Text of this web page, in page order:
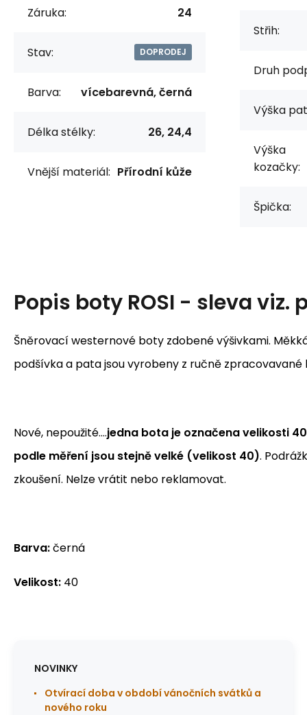
Záruka: 24
Stav: DOPRODEJ
Barva: vícebarevná, černá
Délka stélky: 26, 24,4
Vnější materiál: Přírodní kůže
Střih:
Druh
Výška
Výška
kozačky:
Špička:
Popis boty ROSI - sleva viz.
Šněrovací westernové boty zdobené výšivkami.
podšívka a pata jsou vyrobeny z ručně zpracovavané
Nové, nepoužité....jedna bota je označena velikosti
podle měření jsou stejně velké (velikost 40).
zkoušení. Nelze vrátit nebo reklamovat.
Barva:černá
Velikost: 40
NOVINKY
Otvírací doba v období vánočních svátků a
nového roku